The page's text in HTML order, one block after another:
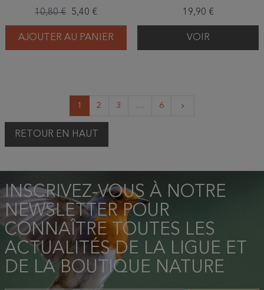
10,80 € 5,40 €
AJOUTER AU PANIER
19,90 €
VOIR
1 2 3 … 6 keyboard_arrow_right
RETOUR EN HAUT
INSCRIVEZ-VOUS À NOTRE
NEWSLETTER POUR
CONNAÎTRE TOUTES LES
ACTUALITÉS DE LA LIGUE ET
DE LA BOUTIQUE NATURE